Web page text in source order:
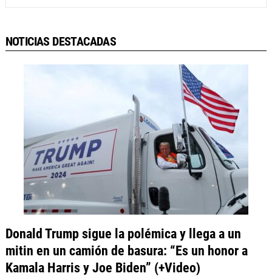
NOTICIAS DESTACADAS
Donald Trump sigue la polémica y llega a un
mitin en un camión de basura: “Es un honor a
Kamala Harris y Joe Biden” (+Video)